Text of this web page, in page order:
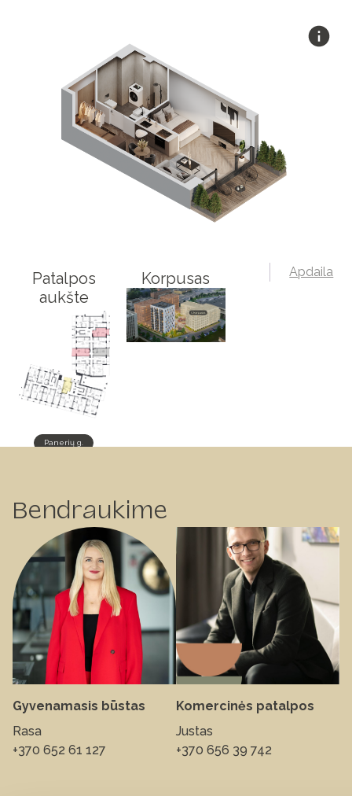
Patalpos
aukšte
Panerių g.
Korpusas Apdaila
Bendraukime
Gyvenamasis būstas
Rasa
+370 652 61 127
Komercinės patalpos
Justas
+370 656 39 742